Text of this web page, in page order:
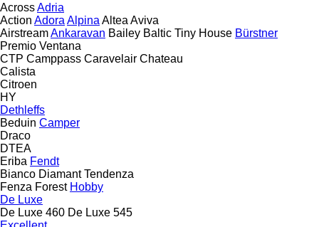
AcrossAdria
Action Adora Alpina Altea Aviva
AirstreamAnkaravan Bailey Baltic Tiny House Bürstner
Premio Ventana
CTP Camppass Caravelair Chateau
Calista
Citroen
HY
Dethleffs
Beduin Camper
Draco
DTEA
Eriba Fendt
Bianco Diamant Tendenza
Fenza Forest Hobby
De Luxe
De Luxe 460 De Luxe 545